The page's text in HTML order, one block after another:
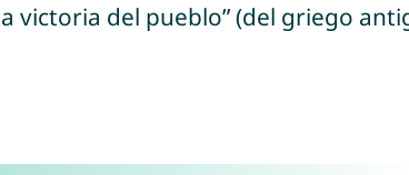
victoria del pueblo” (del griego